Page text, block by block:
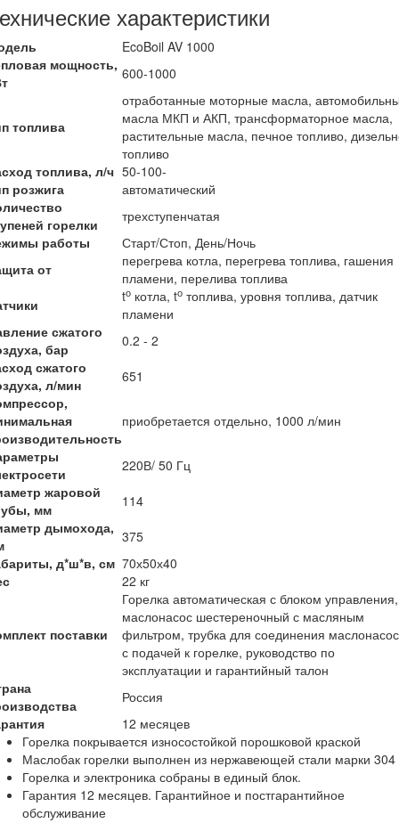
характеристики
EcoBoil AV 1000
мощность, 600-1000
топлива
отработанные моторные масла,
масла МКП и АКП, трансформаторное масла,
растительные масла, печное топливо,
топливо
топлива, л/ч 50-100-
розжига
автоматический
горелки
трехступенчатая
работы
Старт/Стоп, День/Ночь
от
перегрева котла, перегрева топлива, гашения
пламени, перелива топлива
tо котла, tо топлива, уровня топлива, датчик
пламени
сжатого
бар
0.2 - 2
сжатого
л/мин
651
приобретается отдельно, 1000 л/мин
220В/ 50 Гц
жаровой
мм
114
дымохода, 375
д*ш*в, см 70х50х40
22 кг
поставки
Горелка автоматическая с блоком управления,
маслонасос шестереночный с масляным
фильтром, трубка для соединения
с подачей к горелке, руководство по
эксплуатации и гарантийный талон
Россия
12 месяцев
Горелка покрывается износостойкой порошковой краской
Маслобак горелки выполнен из нержавеющей стали марки 304
Горелка и электроника собраны в единый блок.
Гарантия 12 месяцев. Гарантийное и постгарантийное
обслуживание